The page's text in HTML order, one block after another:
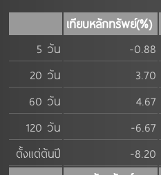
เทียบหลักทรัพย์(%)
5 วัน
-0.88
20 วัน
3.70
60 วัน
4.67
120 วัน
-6.67
ตั้งแต่ต้นปี
-8.20